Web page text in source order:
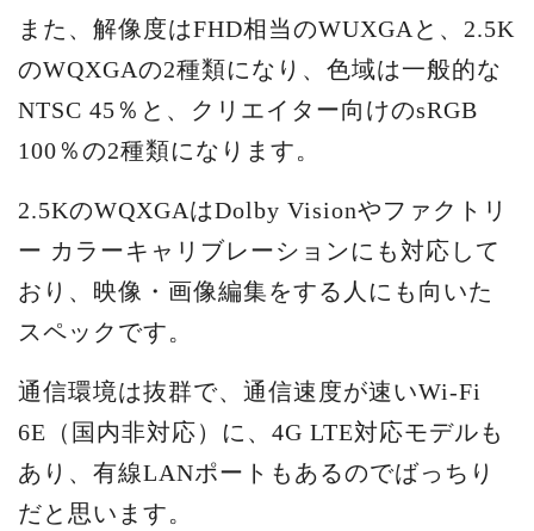
また、解像度はFHD相当のWUXGAと、2.5K
のWQXGAの2種類になり、色域は一般的な
NTSC 45％と、クリエイター向けのsRGB
100％の2種類になります。
2.5KのWQXGAはDolby Visionやファクトリ
ー カラーキャリブレーションにも対応して
おり、映像・画像編集をする人にも向いた
スペックです。
通信環境は抜群で、通信速度が速いWi-Fi
6E（国内非対応）に、4G LTE対応モデルも
あり、有線LANポートもあるのでばっちり
だと思います。